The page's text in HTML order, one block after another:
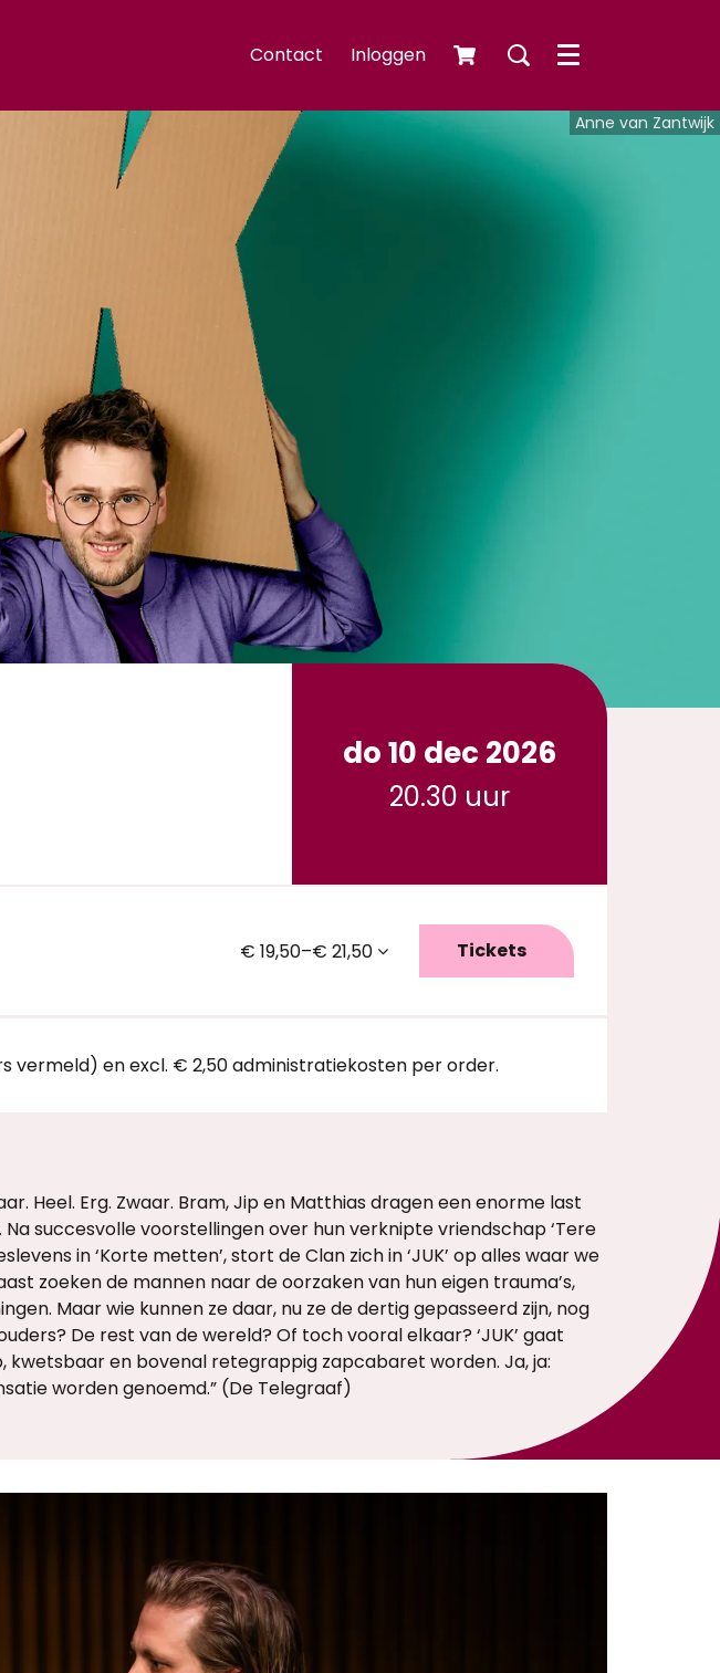
Contact Inloggen Menu
Anne van Zantwijk
do 10 dec 2026
20.30 uur
€ 19,50–€ 21,50 Tickets
vermeld) en excl. € 2,50 administratiekosten per order.
Heel. Erg. Zwaar. Bram, Jip en Matthias dragen een enorme last
Na succesvolle voorstellingen over hun verknipte vriendschap ‘Tere
in ‘Korte metten’, stort de Clan zich in ‘JUK’ op alles waar we
zoeken de mannen naar de oorzaken van hun eigen trauma’s,
Maar wie kunnen ze daar, nu ze de dertig gepasseerd zijn, nog
De rest van de wereld? Of toch vooral elkaar? ‘JUK’ gaat
kwetsbaar en bovenal retegrappig zapcabaret worden. Ja, ja:
worden genoemd.” (De Telegraaf)